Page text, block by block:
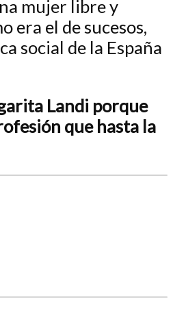
mujer libre y
era el de sucesos,
social de la España
Landi porque
que hasta la